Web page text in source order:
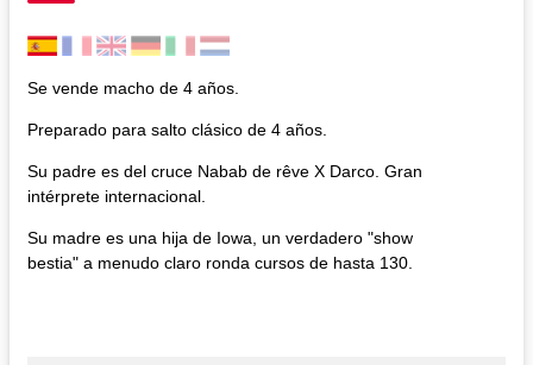
Se vende macho de 4 años.
Preparado para salto clásico de 4 años.
Su padre es del cruce Nabab de rêve X Darco. Gran
intérprete internacional.
Su madre es una hija de Iowa, un verdadero "show
bestia" a menudo claro ronda cursos de hasta 130.